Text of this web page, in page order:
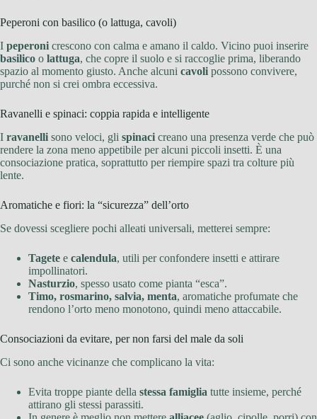
Peperoni con basilico (o lattuga, cavoli)
I peperoni crescono con calma e amano il caldo. Vicino puoi inserire
basilico o lattuga, che copre il suolo e si raccoglie prima, liberando
spazio al momento giusto. Anche alcuni cavoli possono convivere,
purché non si crei ombra eccessiva.
Ravanelli e spinaci: coppia rapida e intelligente
I ravanelli sono veloci, gli spinaci creano una presenza verde che può
rendere la zona meno appetibile per alcuni piccoli insetti. È una
consociazione pratica, soprattutto per riempire spazi tra colture più
lente.
Aromatiche e fiori: la “sicurezza” dell’orto
Se dovessi scegliere pochi alleati universali, metterei sempre:
Tagete e calendula, utili per confondere insetti e attirare
impollinatori.
Nasturzio, spesso usato come pianta “esca”.
Timo, rosmarino, salvia, menta, aromatiche profumate che
rendono l’orto meno monotono, quindi meno attaccabile.
Consociazioni da evitare, per non farsi del male da soli
Ci sono anche vicinanze che complicano la vita:
Evita troppe piante della stessa famiglia tutte insieme, perché
attirano gli stessi parassiti.